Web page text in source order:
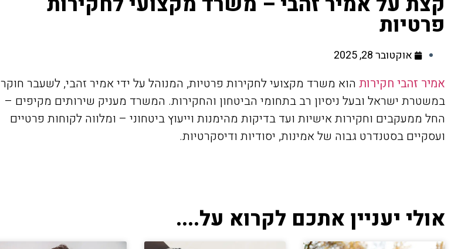
פרטיות
אוקטובר 28, 2025
אמיר זהבי חקירות הוא משרד מקצועי לחקירות פרטיות, המנוהל על ידי אמיר זהבי, לשעבר חוקר
במשטרת ישראל ובעל ניסיון רב בתחומי הביטחון והחקירות. המשרד מעניק שירותים מקיפים –
החל ממעקבים וחקירות אישיות ועד בדיקות מהימנות וייעוץ ביטחוני – ומלווה לקוחות פרטיים
ועסקיים בסטנדרט גבוה של אמינות, יסודיות ודיסקרטיות.
אולי יעניין אתכם לקרוא על....